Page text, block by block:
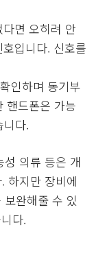
면 오히려 안
입니다. 신호를
인하며 동기부
핸드폰은 가능
다.
성 의류 등은 개
하지만 장비에
완해줄 수 있
다.